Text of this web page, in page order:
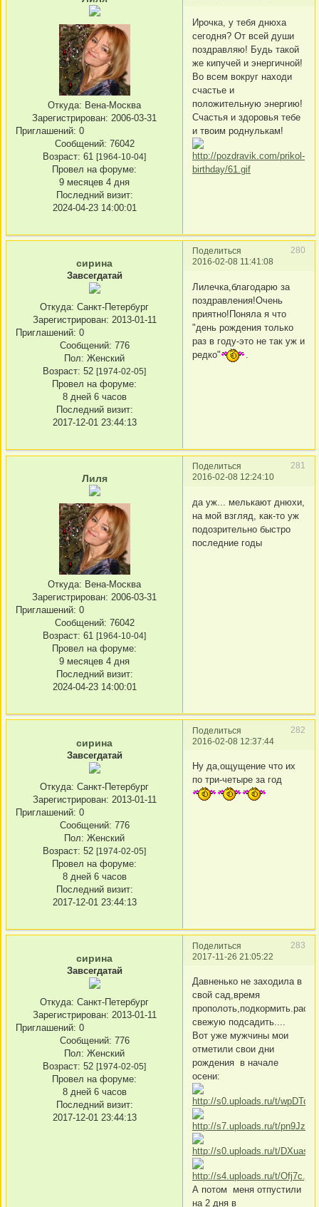
Откуда: Вена-Москва
Зарегистрирован: 2006-03-31
Приглашений: 0
Сообщений: 76042
Возраст: 61 [1964-10-04]
Провел на форуме:
9 месяцев 4 дня
Последний визит:
2024-04-23 14:00:01
Ирочка, у тебя днюха
сегодня? От всей души
поздравляю! Будь такой
же кипучей и энергичной!
Во всем вокруг находи
счастье и
положительную энергию!
Счастья и здоровья тебе
и твоим роднулькам!
Поделиться
280
2016-02-08 11:41:08
сирина
Завсегдатай
Откуда: Санкт-Петербург
Зарегистрирован: 2013-01-11
Приглашений: 0
Сообщений: 776
Пол: Женский
Возраст: 52 [1974-02-05]
Провел на форуме:
8 дней 6 часов
Последний визит:
2017-12-01 23:44:13
Лилечка,благодарю за
поздравления!Очень
приятно!Поняла я что
"день рождения только
раз в году-это не так уж и
редко"
.
Поделиться
281
2016-02-08 12:24:10
Лиля
Откуда: Вена-Москва
Зарегистрирован: 2006-03-31
Приглашений: 0
Сообщений: 76042
Возраст: 61 [1964-10-04]
Провел на форуме:
9 месяцев 4 дня
Последний визит:
2024-04-23 14:00:01
да уж... мелькают днюхи,
на мой взгляд, как-то уж
подозрительно быстро
последние годы
Поделиться
282
2016-02-08 12:37:44
сирина
Завсегдатай
Откуда: Санкт-Петербург
Зарегистрирован: 2013-01-11
Приглашений: 0
Сообщений: 776
Пол: Женский
Возраст: 52 [1974-02-05]
Провел на форуме:
8 дней 6 часов
Последний визит:
2017-12-01 23:44:13
Ну да,ощущение что их
по три-четыре за год
Поделиться
283
2017-11-26 21:05:22
сирина
Завсегдатай
Откуда: Санкт-Петербург
Зарегистрирован: 2013-01-11
Приглашений: 0
Сообщений: 776
Пол: Женский
Возраст: 52 [1974-02-05]
Провел на форуме:
8 дней 6 часов
Последний визит:
2017-12-01 23:44:13
Давненько не заходила в
свой сад,время
свежую подсадить....
Вот уже мужчины мои
отметили свои дни
рождения в начале
осени:
А потом меня отпустили
на 2 дня в